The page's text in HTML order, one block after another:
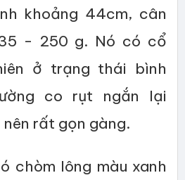
khoảng 44cm, cân
- 250 g. Nó có cổ
ở trạng thái bình
co rụt ngắn lại
rất gọn gàng.
chòm lông màu xanh